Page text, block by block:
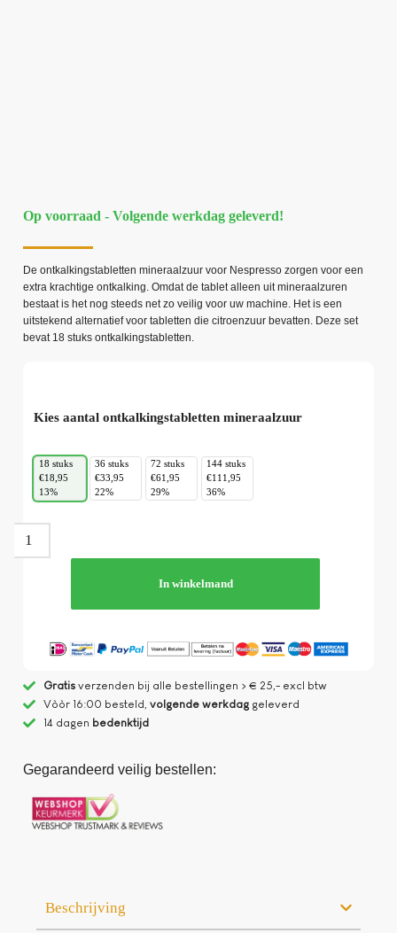
Op voorraad - Volgende werkdag geleverd!
De ontkalkingstabletten mineraalzuur voor Nespresso zorgen voor een
extra krachtige ontkalking. Omdat de tablet alleen uit mineraalzuren
bestaat is het nog steeds net zo veilig voor uw machine. Het is een
uitstekend alternatief voor tabletten die citroenzuur bevatten. Deze set
bevat 18 stuks ontkalkingstabletten.
Kies aantal ontkalkingstabletten mineraalzuur
18 stuks
€18,95
13%
36 stuks
€33,95
22%
72 stuks
€61,95
29%
144 stuks
€111,95
36%
In winkelmand
Gratisverzenden bij alle bestellingen > € 25,- excl btw
Vòòr 16:00 besteld, volgende werkdaggeleverd
14 dagen bedenktijd
Gegarandeerd veilig bestellen:
Beschrijving